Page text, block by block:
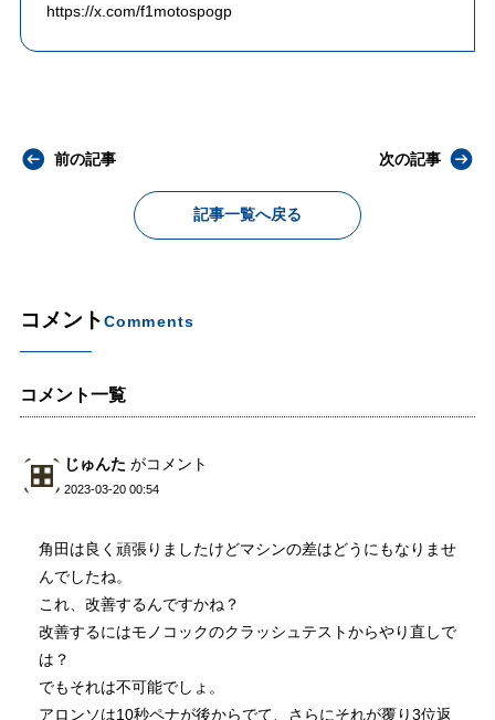
https://x.com/f1motospogp
前の記事
記事一覧へ戻る
次の記事
コメントComments
コメント一覧
じゅんた がコメント
2023-03-20 00:54
角田は良く頑張りましたけどマシンの差はどうにもなりませ
んでしたね。
これ、改善するんですかね？
改善するにはモノコックのクラッシュテストからやり直しで
は？
でもそれは不可能でしょ。
アロンソは10秒ペナが後からでて、さらにそれが覆り3位返